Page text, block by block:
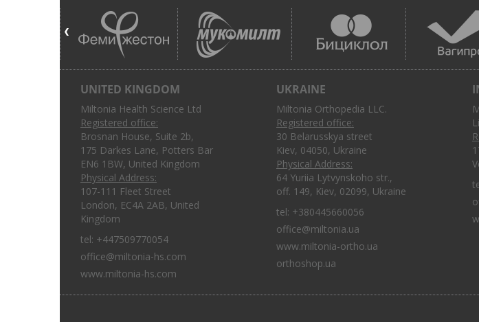
UNITED KINGDOM
Miltonia Health Science Ltd
Registered office:
Brosnan House, Suite 2b,
175 Darkes Lane, Potters Bar
EN6 1BW, United Kingdom
Physical Address:
107-111 Fleet Street
London, EC4A 2AB, United
Kingdom
tel: +447509770054
office@miltonia-hs.com
www.miltonia-hs.com
UKRAINE
Miltonia Orthopedia LLC.
Registered office:
30 Belarusskya street
Kiev, 04050, Ukraine
Physical Address:
64 Yuriia Lytvynskoho str.,
off. 149, Kiev, 02099, Ukraine
tel: +380445660056
office@miltonia.ua
www.miltonia-ortho.ua
orthoshop.ua